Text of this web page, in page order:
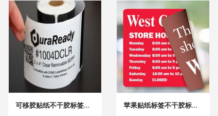
可移胶贴纸不干胶标签印刷 苹果贴纸标签不干胶标签印刷